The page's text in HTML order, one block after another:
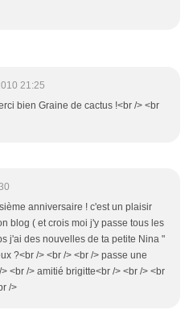
21:25
bien Graine de cactus !<br /> <br
anniversaire ! c'est un plaisir
blog ( et crois moi j'y passe tous les
j'ai des nouvelles de ta petite Nina "
?<br /> <br /> <br /> passe une
<br /> amitié brigitte<br /> <br /> <br
/>